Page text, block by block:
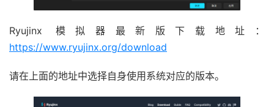
Ryujinx 模拟器最新版下载地址：
https://www.ryujinx.org/download
请在上面的地址中选择自身使用系统对应的版本。